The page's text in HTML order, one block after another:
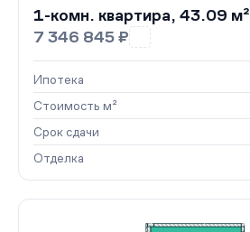
1-комн. квартира, 43.09 м²
7 346 845 ₽
Ипотека
Стоимость м²
Срок сдачи
Отделка